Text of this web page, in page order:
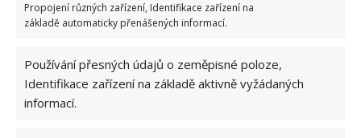
Propojení různých zařízení, Identifikace zařízení na
základě automaticky přenášených informací.
Používání přesných údajů o zeměpisné poloze,
Identifikace zařízení na základě aktivně vyžádaných
informací.
ŽHAVÉ NOVINKY